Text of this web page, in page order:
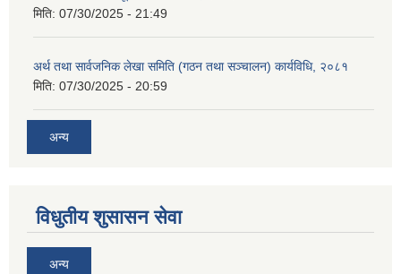
मिति: 07/30/2025 - 21:49
अर्थ तथा सार्वजनिक लेखा समिति (गठन तथा सञ्चालन) कार्यविधि, २०८१
मिति: 07/30/2025 - 20:59
अन्य
विधुतीय शुसासन सेवा
अन्य